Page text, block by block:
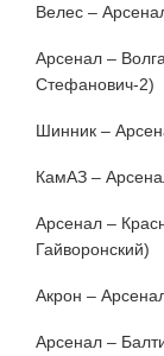
Велес –
Арсенал –
Стефанович-2)
Шинник –
КамАЗ –
Арсенал –
Гайворонский)
Акрон –
Арсенал –